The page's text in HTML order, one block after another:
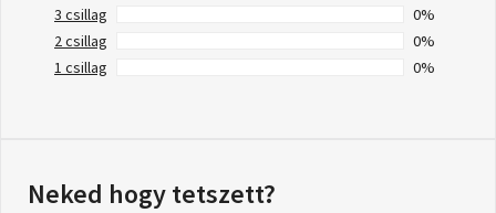
3 csillag
0%
2 csillag
0%
1 csillag
0%
Neked hogy tetszett?